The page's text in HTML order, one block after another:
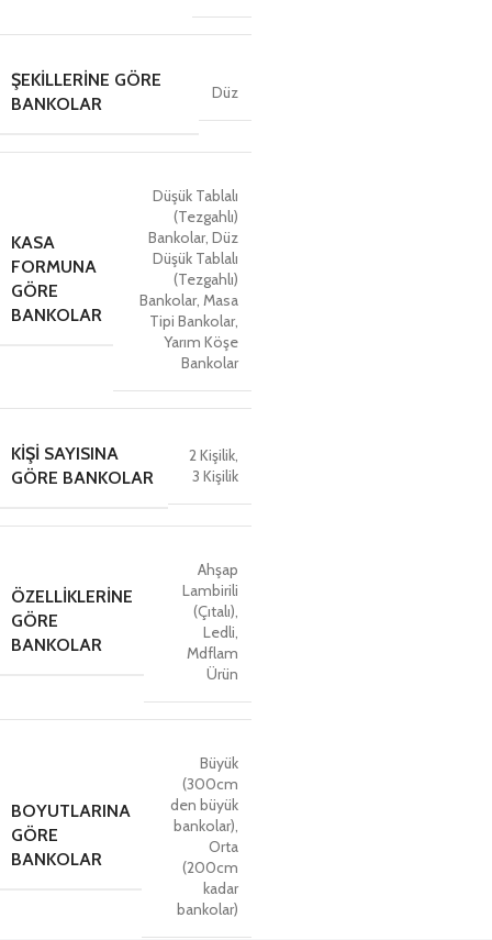
ŞEKILLERINE GÖRE
BANKOLAR
Düz
KASA
FORMUNA
GÖRE
BANKOLAR
Düşük Tablalı
(Tezgahlı)
Bankolar, Düz
Düşük Tablalı
(Tezgahlı)
Bankolar, Masa
Tipi Bankolar,
Yarım Köşe
Bankolar
KIŞI SAYISINA
GÖRE BANKOLAR
2 Kişilik,
3 Kişilik
ÖZELLIKLERINE
GÖRE
BANKOLAR
Ahşap
Lambirili
(Çıtalı)
Ledli
Mdflam
Ürün
BOYUTLARINA
GÖRE
BANKOLAR
Büyük
(300cm
den büyük
bankolar)
Orta
(200cm
kadar
bankolar)